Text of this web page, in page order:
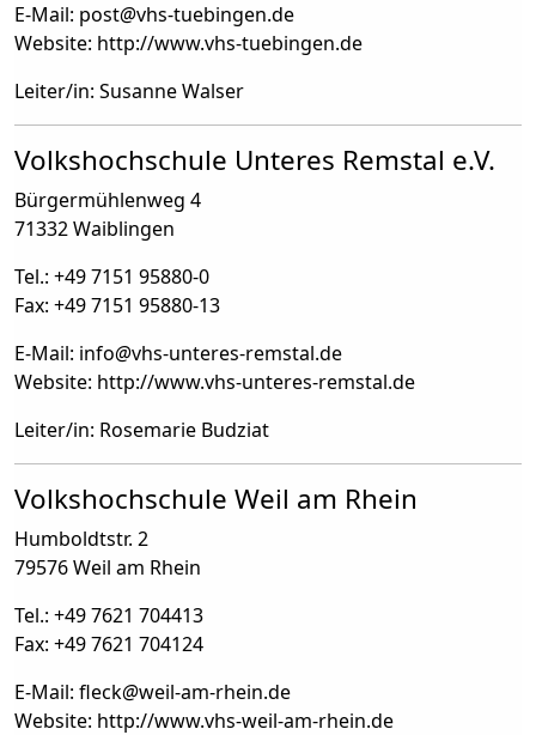
E-Mail: post@vhs-tuebingen.de
Website: http://www.vhs-tuebingen.de
Leiter/in: Susanne Walser
Volkshochschule Unteres Remstal e.V.
Bürgermühlenweg 4
71332 Waiblingen
Tel.: +49 7151 95880-0
Fax: +49 7151 95880-13
E-Mail: info@vhs-unteres-remstal.de
Website: http://www.vhs-unteres-remstal.de
Leiter/in: Rosemarie Budziat
Volkshochschule Weil am Rhein
Humboldtstr. 2
79576 Weil am Rhein
Tel.: +49 7621 704413
Fax: +49 7621 704124
E-Mail: fleck@weil-am-rhein.de
Website: http://www.vhs-weil-am-rhein.de